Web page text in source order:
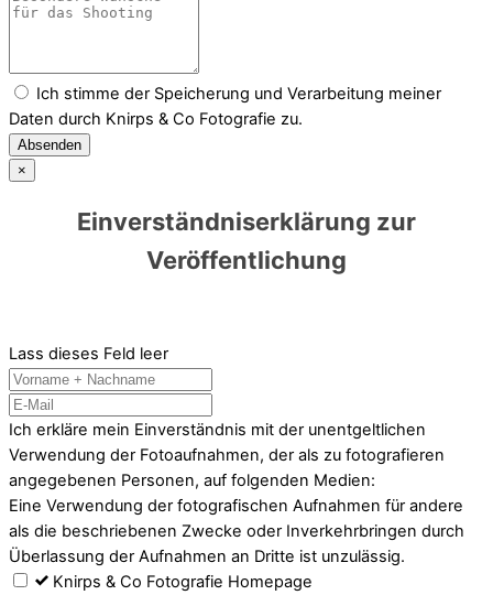
Ich stimme der Speicherung und Verarbeitung meiner
Daten durch Knirps & Co Fotografie zu.
Absenden
×
Einverständniserklärung zur
Veröffentlichung
Lass dieses Feld leer
Ich erkläre mein Einverständnis mit der unentgeltlichen
Verwendung der Fotoaufnahmen, der als zu fotografieren
angegebenen Personen, auf folgenden Medien:
Eine Verwendung der fotografischen Aufnahmen für andere
als die beschriebenen Zwecke oder Inverkehrbringen durch
Überlassung der Aufnahmen an Dritte ist unzulässig.
Knirps & Co Fotografie Homepage